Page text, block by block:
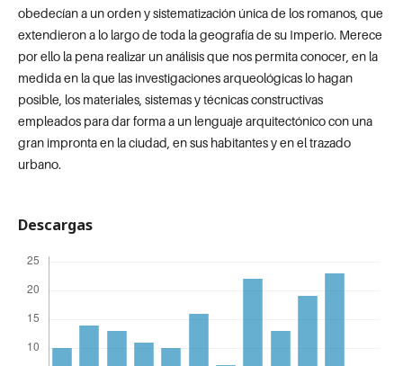
obedecían a un orden y sistematización única de los romanos, que
extendieron a lo largo de toda la geografía de su Imperio. Merece
por ello la pena realizar un análisis que nos permita conocer, en la
medida en la que las investigaciones arqueológicas lo hagan
posible, los materiales, sistemas y técnicas constructivas
empleados para dar forma a un lenguaje arquitectónico con una
gran impronta en la ciudad, en sus habitantes y en el trazado
urbano.
Descargas